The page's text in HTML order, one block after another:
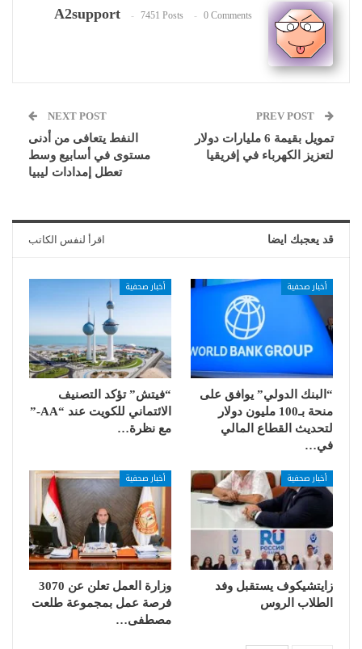
A2support 7451 Posts 0 Comments
تمويل بقيمة 6 مليارات دولار
لتعزيز الكهرباء في إفريقيا
NEXT POST
النفط يتعافى من أدنى
مستوى في أسابيع وسط
تعطل إمدادات ليبيا
قد يعجبك ايضا اقرأ لنفس الكاتب
أخبار صحفية
“البنك الدولي” يوافق على
منحة بـ100 مليون دولار
لتحديث القطاع المالي
في…
أخبار صحفية
“فيتش” تؤكد التصنيف
الائتماني للكويت عند “AA-”
مع نظرة…
أخبار صحفية
زايتشيكوف يستقبل وفد
الطلاب الروس
أخبار صحفية
وزارة العمل تعلن عن 3070
فرصة عمل بمجموعة طلعت
مصطفى…